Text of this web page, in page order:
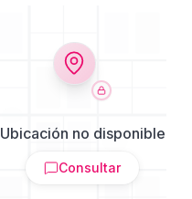
Ubicación no disponible
Consultar